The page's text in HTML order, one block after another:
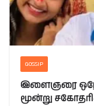
GOSSIP
இளைஞரை ஒரே
மூன்று